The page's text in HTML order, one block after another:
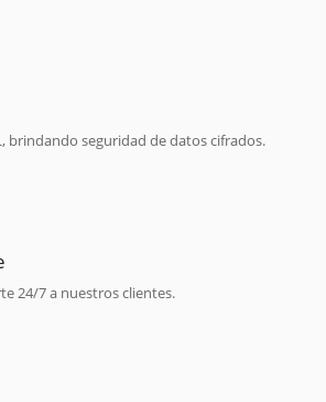
brindando seguridad de datos cifrados.
24/7 a nuestros clientes.